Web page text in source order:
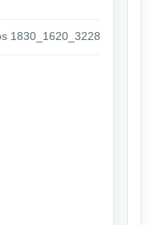
1830_1620_3228